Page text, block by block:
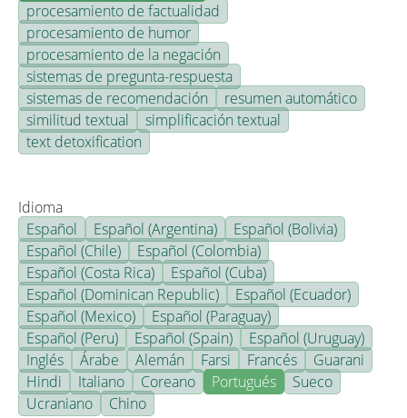
procesamiento de factualidad
procesamiento de humor
procesamiento de la negación
sistemas de pregunta-respuesta
sistemas de recomendación
resumen automático
similitud textual
simplificación textual
text detoxification
Idioma
Español
Español (Argentina)
Español (Bolivia)
Español (Chile)
Español (Colombia)
Español (Costa Rica)
Español (Cuba)
Español (Dominican Republic)
Español (Ecuador)
Español (Mexico)
Español (Paraguay)
Español (Peru)
Español (Spain)
Español (Uruguay)
Inglés
Árabe Alemán Farsi Francés
Guarani
Hindi
Italiano Coreano Portugués
Sueco
Ucraniano
Chino